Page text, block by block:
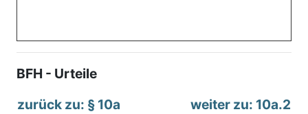
BFH - Urteile
zurück zu: § 10a
weiter zu: 10a.2